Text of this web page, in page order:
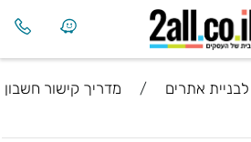
אתרים /
מדריך קישור חשבון